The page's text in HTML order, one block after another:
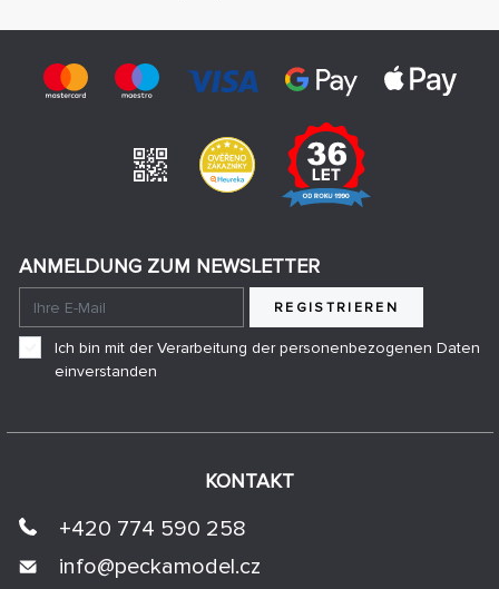
KONTAKT
+420 774 590 258
info@peckamodel.cz
ANMELDUNG ZUM NEWSLETTER
REGISTRIEREN
Ich bin mit der Verarbeitung der personenbezogenen Daten
einverstanden